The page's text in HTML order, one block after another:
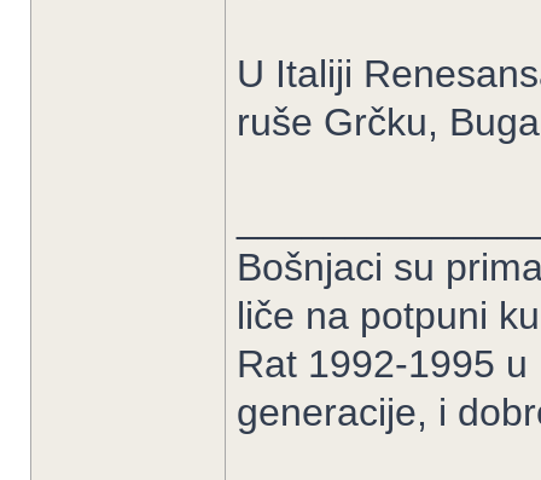
U Italiji
ruše Grčku,
Bošnjaci su
liče na potpuni
Rat 1992-1995
generacije, i